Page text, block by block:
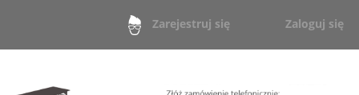
Zarejestruj się Zaloguj się